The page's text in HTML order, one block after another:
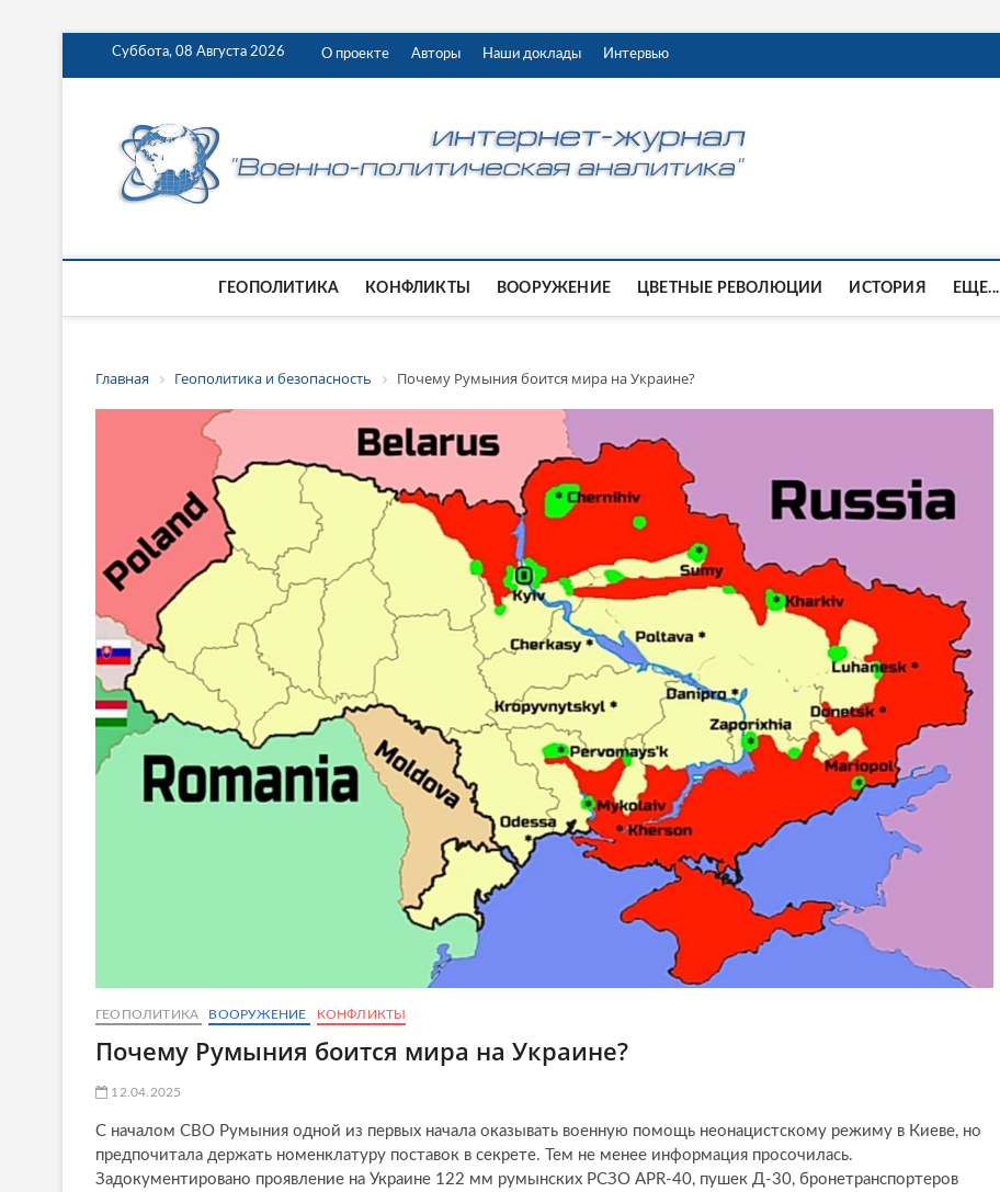
Суббота, 08 Августа 2026 О проекте Авторы Наши доклады Интервью
ГЕОПОЛИТИКА КОНФЛИКТЫ ВООРУЖЕНИЕ ЦВЕТНЫЕ РЕВОЛЮЦИИ ИСТОРИЯ ЕЩЕ...
Главная Геополитика и безопасность Почему Румыния боится мира на Украине?
ГЕОПОЛИТИКА ВООРУЖЕНИЕ КОНФЛИКТЫ
Почему Румыния боится мира на Украине?
12.04.2025
С началом СВО Румыния одной из первых начала оказывать военную помощь неонацистскому режиму в Киеве, но
предпочитала держать номенклатуру поставок в секрете. Тем не менее информация просочилась.
Задокументировано проявление на Украине 122 мм румынских РСЗО APR-40, пушек Д-30, бронетранспортеров